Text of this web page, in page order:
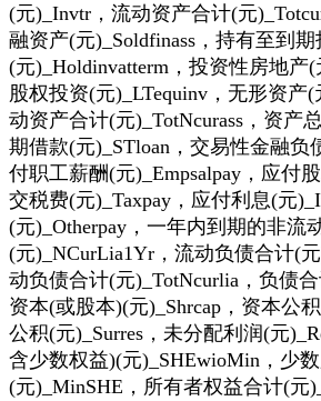
(元)_Invtr，流动资产合计(元
融资产(元)_Soldfinass，持有至到期
(元)_Holdinvatterm，投资性房地产(
股权投资(元)_LTequinv，无形资产(
动资产合计(元)_TotNcurass，资产
期借款(元)_STloan，交易性金融负
付职工薪酬(元)_Empsalpay，应付
交税费(元)_Taxpay，应付利息(元
(元)_Otherpay，一年内到期的非流
(元)_NCurLia1Yr，流动负债合计(
动负债合计(元)_TotNcurlia，负债
资本(或股本)(元)_Shrcap，资本公
公积(元)_Surres，未分配利润(元
含少数权益)(元)_SHEwioMin，少
(元)_MinSHE，所有者权益合计(元